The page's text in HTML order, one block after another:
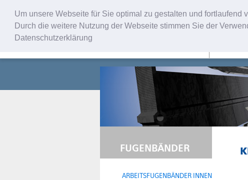
Um unsere Webseite für Sie optimal zu gestalten und fortlaufend
Durch die weitere Nutzung der Webseite stimmen Sie der
Datenschutzerklärung
FUGENBÄNDER
ARBEITSFUGENBÄNDER INNEN